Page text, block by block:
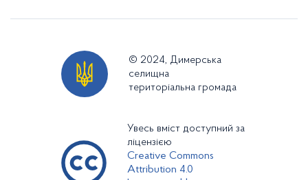
© 2024, Димерська
селищна
територіальна громада
Увесь вміст доступний за
ліцензією
Creative Commons
Attribution 4.0